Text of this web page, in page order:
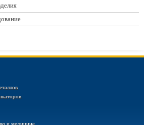
и медицине